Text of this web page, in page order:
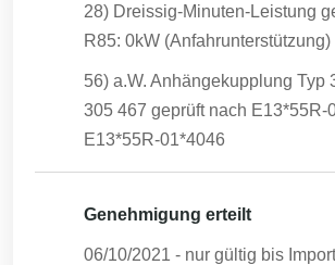
28) Dreissig-Minuten-Leistung
R85: 0kW (Anfahrunterstützung)
56) a.W. Anhängekupplung Typ
305 467 geprüft nach E13*55R-
E13*55R-01*4046
Genehmigung erteilt
06/10/2021 - nur gültig bis